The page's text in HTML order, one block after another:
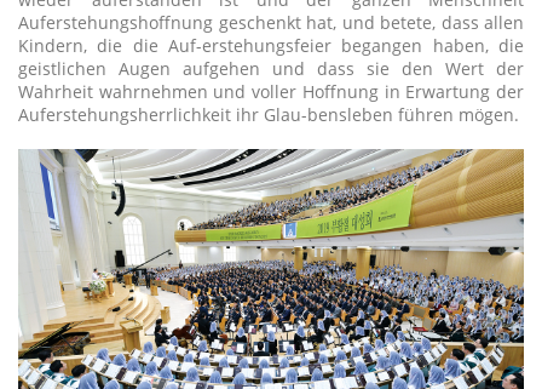
Auferstehungshoffnung geschenkt hat, und betete, dass allen
Kindern, die die Auf-erstehungsfeier begangen haben, die
geistlichen Augen aufgehen und dass sie den Wert der
Wahrheit wahrnehmen und voller Hoffnung in Erwartung der
Auferstehungsherrlichkeit ihr Glau-bensleben führen mögen.